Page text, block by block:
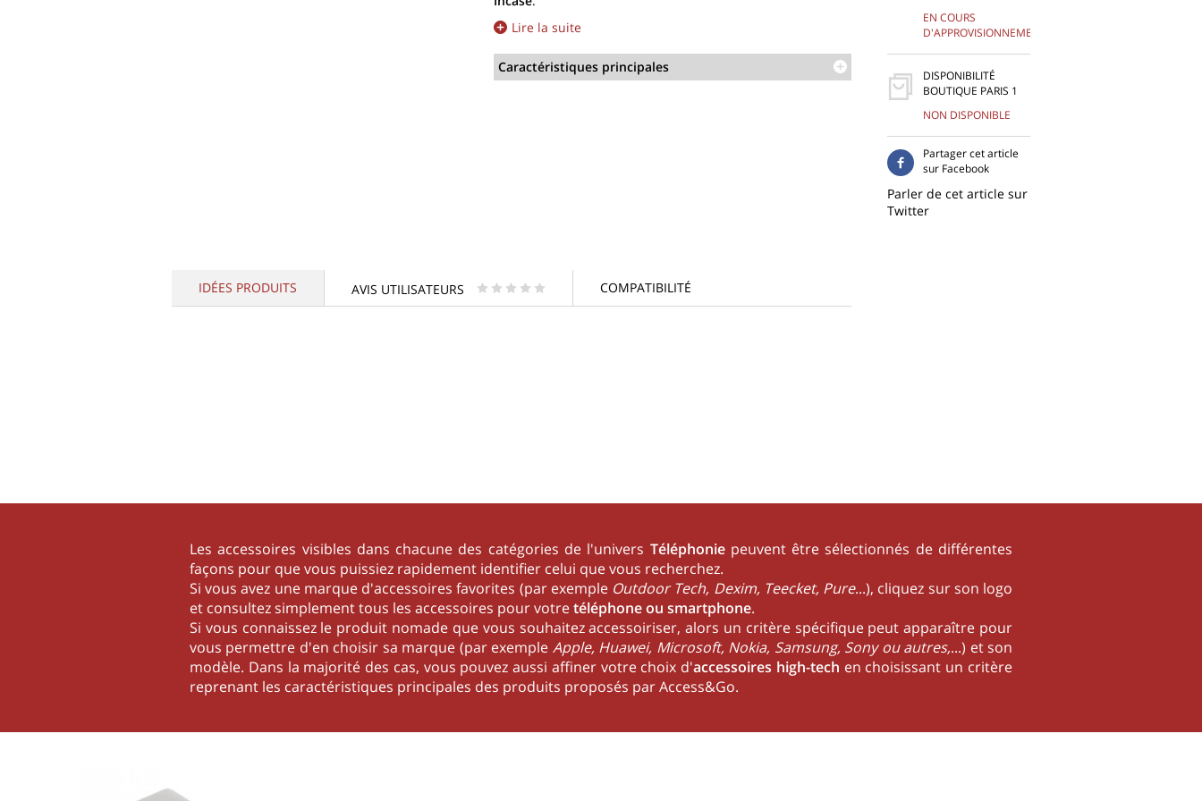
Lire la suite
Caractéristiques principales
EN COURS
D'APPROVISIONNEMENT
DISPONIBILITÉ
BOUTIQUE PARIS 1
NON DISPONIBLE
Partager cet article
sur Facebook
Parler de cet article sur
Twitter
IDÉES PRODUITS AVIS UTILISATEURS * * * * * COMPATIBILITÉ
Les accessoires visibles dans chacune des catégories de l'univers Téléphoniepeuvent être sélectionnés de différentes
façons pour que vous puissiez rapidement identifier celui que vous recherchez.
Si vous avez une marque d'accessoires favorites (par exemple Outdoor Tech, Dexim, Teecket, Pure...), cliquez sur son logo
et consultez simplement tous les accessoires pour votretéléphone ou smartphone.
Si vous connaissez le produit nomade que vous souhaitez accessoiriser, alors un critère spécifique peut apparaître pour
vous permettre d'en choisir sa marque (par exemple Apple, Huawei, Microsoft, Nokia, Samsung, Sony ou autres,...) et son
modèle. Dans la majorité des cas, vous pouvez aussi affiner votre choix d'accessoires high-tech en choisissant un critère
reprenant les caractéristiques principales des produits proposés par Access&Go.